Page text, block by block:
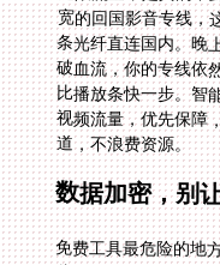
道，不浪费资源。
数据加密，别
免费工具最危险的地